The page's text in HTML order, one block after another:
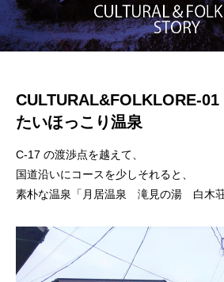
CULTURAL&FOLKLORE-
たいほっこり温泉
C-17 の渡渉点を越えて、
国道沿いにコースを少しそれると、
素朴な温泉「月居温泉 滝見の湯 白木荘